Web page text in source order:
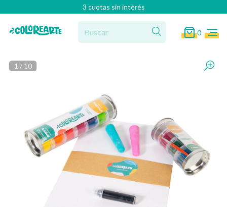
3 cuotas sin interés
0
1 / 10